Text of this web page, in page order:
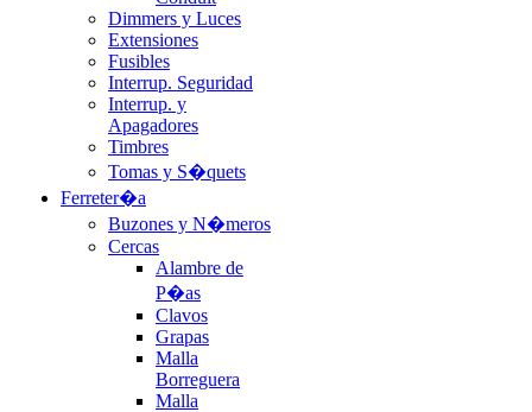
Dimmers y Luces
Extensiones
Fusibles
Interrup. Seguridad
Interrup. y
Apagadores
Timbres
Tomas y S�quets
Ferreter�a
Buzones y N�meros
Cercas
Alambre de
P�as
Clavos
Grapas
Malla
Borreguera
Malla